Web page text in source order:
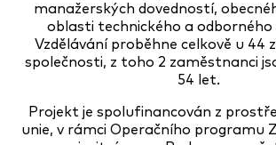
manažerských dovedností,
oblasti technického a odborného
Vzdělávání proběhne celkově u 44
společnosti, z toho 2 zaměstnanci
54 let.
Projekt je spolufinancován z
unie, v rámci Operačního programu